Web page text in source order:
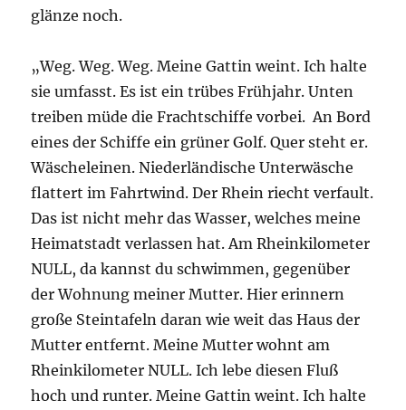
glänze noch.
„Weg. Weg. Weg. Meine Gattin weint. Ich halte
sie umfasst. Es ist ein trübes Frühjahr. Unten
treiben müde die Frachtschiffe vorbei. An Bord
eines der Schiffe ein grüner Golf. Quer steht er.
Wäscheleinen. Niederländische Unterwäsche
flattert im Fahrtwind. Der Rhein riecht verfault.
Das ist nicht mehr das Wasser, welches meine
Heimatstadt verlassen hat. Am Rheinkilometer
NULL, da kannst du schwimmen, gegenüber
der Wohnung meiner Mutter. Hier erinnern
große Steintafeln daran wie weit das Haus der
Mutter entfernt. Meine Mutter wohnt am
Rheinkilometer NULL. Ich lebe diesen Fluß
hoch und runter. Meine Gattin weint. Ich halte